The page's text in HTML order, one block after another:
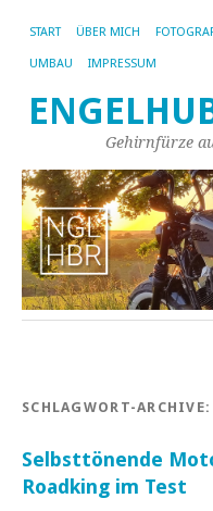
START ÜBER MICH
UMBAU IMPRESSUM
Gehirnfürze
SCHLAGWORT-ARCHIVE:
Selbsttönende
Roadking im Test